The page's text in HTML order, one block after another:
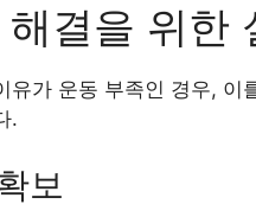
결을 위한
유가 운동 부족인 경우,
.
보